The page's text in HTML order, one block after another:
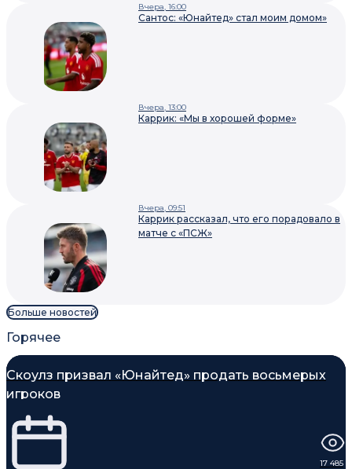
Вчера, 16:00
Сантос: «Юнайтед» стал моим домом»
Вчера, 13:00
Каррик: «Мы в хорошей форме»
Вчера, 09:51
Каррик рассказал, что его порадовало в
матче с «ПСЖ»
Больше новостей
Горячее
Скоулз призвал «Юнайтед» продать восьмерых
игроков
17 485